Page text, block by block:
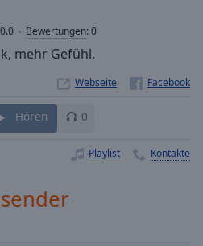
0.0 Bewertungen:0
mehr Gefühl.
Webseite
Hören 0
Playlist Kontakte